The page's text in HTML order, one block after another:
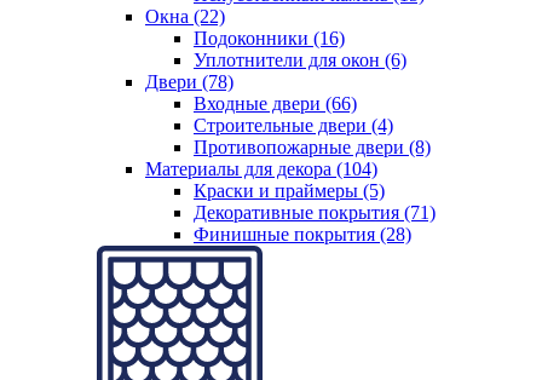
Окна (22)
Подоконники (16)
Уплотнители для окон (6)
Двери (78)
Входные двери (66)
Строительные двери (4)
Противопожарные двери (8)
Материалы для декора (104)
Краски и праймеры (5)
Декоративные покрытия (71)
Финишные покрытия (28)